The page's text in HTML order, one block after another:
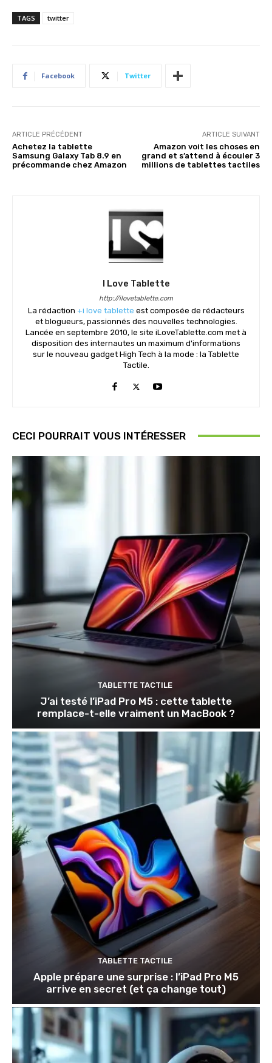
TAGS twitter
Facebook Twitter
ARTICLE PRÉCÉDENT
Achetez la tablette
Samsung Galaxy Tab 8.9 en
précommande chez Amazon
ARTICLE SUIVANT
Amazon voit les choses en
grand et s’attend à écouler 3
millions de tablettes tactiles
I Love Tablette
http://ilovetablette.com
La rédaction +i love tablette est composée de rédacteurs
et blogueurs, passionnés des nouvelles technologies.
Lancée en septembre 2010, le site iLoveTablette.com met à
disposition des internautes un maximum d'informations
sur le nouveau gadget High Tech à la mode : la Tablette
Tactile.
CECI POURRAIT VOUS INTÉRESSER
TABLETTE TACTILE
J’ai testé l’iPad Pro M5 : cette tablette
remplace-t-elle vraiment un MacBook ?
TABLETTE TACTILE
Apple prépare une surprise : l’iPad Pro M5
arrive en secret (et ça change tout)